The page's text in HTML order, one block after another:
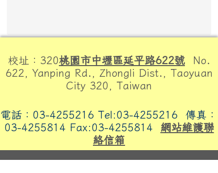
校址：320桃園市中壢區延平路622號 No.
622, Yanping Rd., Zhongli Dist., Taoyuan
City 320, Taiwan
電話：03-4255216 Tel:03-4255216 傳真：
03-4255814 Fax:03-4255814 網站維護聯
絡信箱